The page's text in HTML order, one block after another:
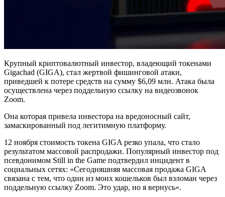
Крупный криптовалютный инвестор, владеющий токенами
Gigachad (GIGA), стал жертвой фишинговой атаки,
приведшей к потере средств на сумму $6,09 млн. Атака была
осуществлена через поддельную ссылку на видеозвонок
Zoom.
Она которая привела инвестора на вредоносный сайт,
замаскированный под легитимную платформу.
12 ноября стоимость токена GIGA резко упала, что стало
результатом массовой распродажи. Популярный инвестор под
псевдонимом Still in the Game подтвердил инцидент в
социальных сетях: «Сегодняшняя массовая продажа GIGA
связана с тем, что один из моих кошельков был взломан через
поддельную ссылку Zoom. Это удар, но я вернусь».